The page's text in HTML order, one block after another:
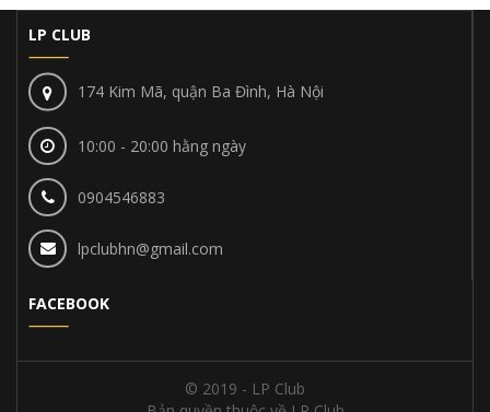
LP CLUB
174 Kim Mã, quận Ba Đình, Hà Nội
10:00 - 20:00 hằng ngày
0904546883
lpclubhn@gmail.com
FACEBOOK
© 2019 - LP Club